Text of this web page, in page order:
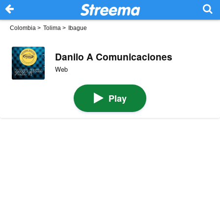
Colombia > Tolima > Ibague
Danilo A Comunicaciones
Web
Play